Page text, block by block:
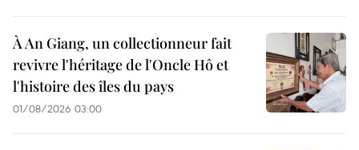
À An Giang, un collectionneur fait
revivre l'héritage de l'Oncle Hô et
l'histoire des îles du pays
01/08/2026 03:00